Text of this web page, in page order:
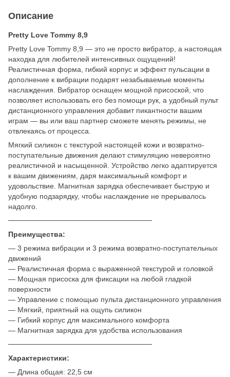
Описание
Pretty Love Tommy 8,9
Pretty Love Tommy 8,9 — это не просто вибратор, а настоящая
находка для любителей интенсивных ощущений!
Реалистичная форма, гибкий корпус и эффект пульсации в
дополнение к вибрации подарят незабываемые моменты
наслаждения. Вибратор оснащен мощной присоской, что
позволяет использовать его без помощи рук, а удобный пульт
дистанционного управления добавит пикантности вашим
играм — вы или ваш партнер сможете менять режимы, не
отвлекаясь от процесса.
Мягкий силикон с текстурой настоящей кожи и возвратно-
поступательные движения делают стимуляцию невероятно
реалистичной и насыщенной. Устройство легко адаптируется
к вашим движениям, даря максимальный комфорт и
удовольствие. Магнитная зарядка обеспечивает быструю и
удобную подзарядку, чтобы наслаждение не прерывалось
надолго.
────────────────────────────
Преимущества:
— 3 режима вибрации и 3 режима возвратно-поступательных
движений
— Реалистичная форма с выраженной текстурой и головкой
— Мощная присоска для фиксации на любой гладкой
поверхности
— Управление с помощью пульта дистанционного управления
— Мягкий, приятный на ощупь силикон
— Гибкий корпус для максимального комфорта
— Магнитная зарядка для удобства использования
────────────────────────────
Характеристики:
— Длина общая: 22,5 см